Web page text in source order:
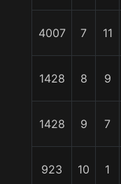
4007 7 11
1428 8 9
1428 9 7
923 10 1